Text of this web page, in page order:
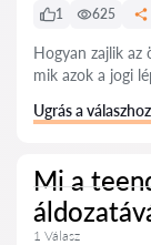
1
625
Hogyan zajlik
mik azok a jogi
Ugrás a válaszhoz
Mi a
1 Válasz